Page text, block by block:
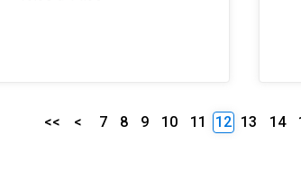
<< < 7 8 9 10 11 12 13 14